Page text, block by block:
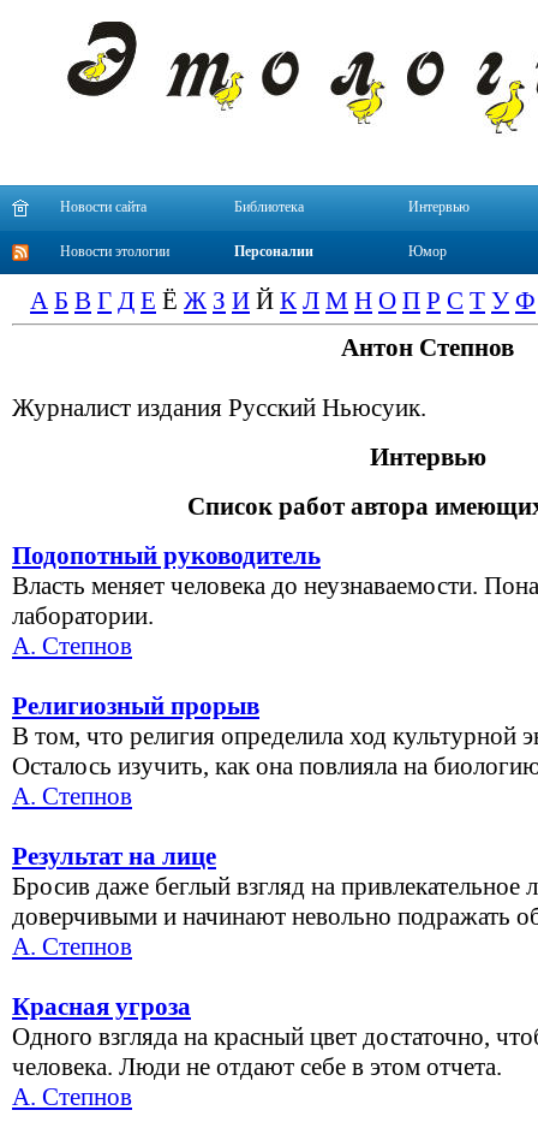
Новости сайта Библиотека Интервью
Новости этологии Персоналии Юмор
А Б В Г Д Е Ё Ж З И Й К Л М Н О П Р С Т У Ф
Антон Степнов
Журналист издания Русский Ньюсуик.
Интервью
Список работ автора
Подопотный руководитель
Власть меняет человека до неузнаваемости.
лаборатории.
А. Степнов
Религиозный прорыв
В том, что религия определила ход культурной
Осталось изучить, как она повлияла на
А. Степнов
Результат на лице
Бросив даже беглый взгляд на привлекательное
доверчивыми и начинают невольно подражать
А. Степнов
Красная угроза
Одного взгляда на красный цвет достаточно,
человека. Люди не отдают себе в этом отчета.
А. Степнов